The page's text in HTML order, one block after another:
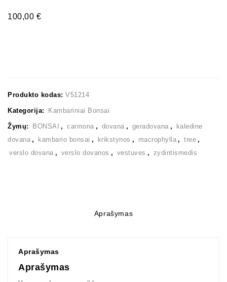
100,00€
Produkto kodas: V51214
Kategorija: Kambariniai Bonsai
Žymų: BONSAI , carmona , dovana , geradovana ,
kaledine
dovana , kambario bonsai , krikstynos , macrophylla , tree ,
verslo dovana , verslo dovanos , vestuves , zydintismedis
Aprašymas
Aprašymas
Aprašymas